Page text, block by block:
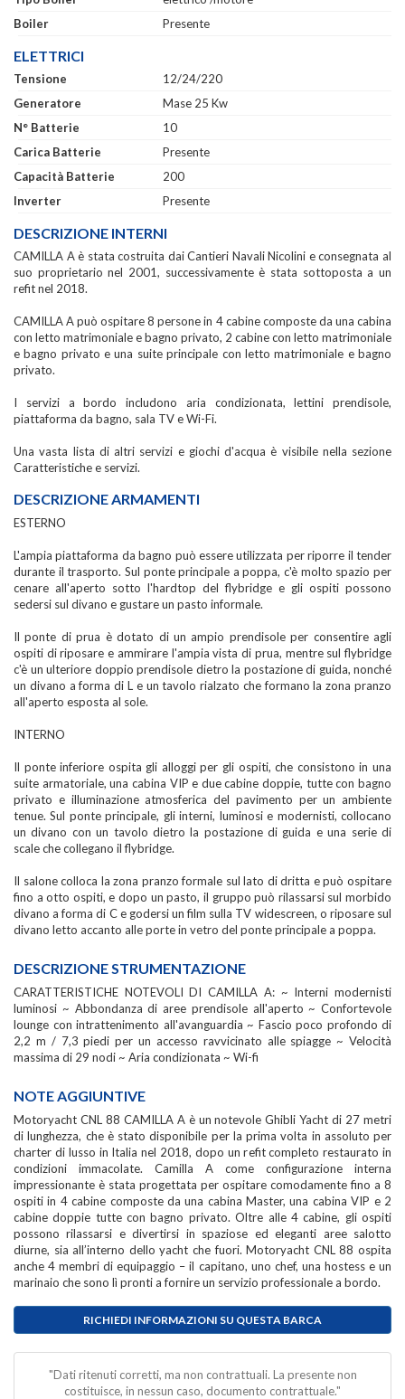
Boiler
Presente
ELETTRICI
Tensione
12/24/220
Generatore
Mase 25 Kw
N° Batterie
10
Carica Batterie
Presente
Capacità Batterie
200
Inverter
Presente
DESCRIZIONE INTERNI
CAMILLA A è stata costruita dai Cantieri Navali Nicolini e consegnata al
suo proprietario nel 2001, successivamente è stata sottoposta a un
refit nel 2018.
CAMILLA A può ospitare 8 persone in 4 cabine composte da una cabina
con letto matrimoniale e bagno privato, 2 cabine con letto matrimoniale
e bagno privato e una suite principale con letto matrimoniale e bagno
privato.
I servizi a bordo includono aria condizionata, lettini prendisole,
piattaforma da bagno, sala TV e Wi-Fi.
Una vasta lista di altri servizi e giochi d'acqua è visibile nella sezione
Caratteristiche e servizi.
DESCRIZIONE ARMAMENTI
ESTERNO
L'ampia piattaforma da bagno può essere utilizzata per riporre il tender
durante il trasporto. Sul ponte principale a poppa, c'è molto spazio per
cenare all'aperto sotto l'hardtop del flybridge e gli ospiti possono
sedersi sul divano e gustare un pasto informale.
Il ponte di prua è dotato di un ampio prendisole per consentire agli
ospiti di riposare e ammirare l'ampia vista di prua, mentre sul flybridge
c'è un ulteriore doppio prendisole dietro la postazione di guida, nonché
un divano a forma di L e un tavolo rialzato che formano la zona pranzo
all'aperto esposta al sole.
INTERNO
Il ponte inferiore ospita gli alloggi per gli ospiti, che consistono in una
suite armatoriale, una cabina VIP e due cabine doppie, tutte con bagno
privato e illuminazione atmosferica del pavimento per un ambiente
tenue. Sul ponte principale, gli interni, luminosi e modernisti, collocano
un divano con un tavolo dietro la postazione di guida e una serie di
scale che collegano il flybridge.
Il salone colloca la zona pranzo formale sul lato di dritta e può ospitare
fino a otto ospiti, e dopo un pasto, il gruppo può rilassarsi sul morbido
divano a forma di C e godersi un film sulla TV widescreen, o riposare sul
divano letto accanto alle porte in vetro del ponte principale a poppa.
DESCRIZIONE STRUMENTAZIONE
CARATTERISTICHE NOTEVOLI DI CAMILLA A: ~ Interni modernisti
luminosi ~ Abbondanza di aree prendisole all'aperto ~ Confortevole
lounge con intrattenimento all'avanguardia ~ Fascio poco profondo di
2,2 m / 7,3 piedi per un accesso ravvicinato alle spiagge ~ Velocità
massima di 29 nodi ~ Aria condizionata ~ Wi-fi
NOTE AGGIUNTIVE
Motoryacht CNL 88 CAMILLA A è un notevole Ghibli Yacht di 27 metri
di lunghezza, che è stato disponibile per la prima volta in assoluto per
charter di lusso in Italia nel 2018, dopo un refit completo restaurato in
condizioni immacolate. Camilla A come configurazione interna
impressionante è stata progettata per ospitare comodamente fino a 8
ospiti in 4 cabine composte da una cabina Master, una cabina VIP e 2
cabine doppie tutte con bagno privato. Oltre alle 4 cabine, gli ospiti
possono rilassarsi e divertirsi in spaziose ed eleganti aree salotto
diurne, sia all’interno dello yacht che fuori. Motoryacht CNL 88 ospita
anche 4 membri di equipaggio – il capitano, uno chef, una hostess e un
marinaio che sono lì pronti a fornire un servizio professionale a bordo.
RICHIEDI INFORMAZIONI SU QUESTA BARCA
"Dati ritenuti corretti, ma non contrattuali. La presente non
costituisce, in nessun caso, documento contrattuale."